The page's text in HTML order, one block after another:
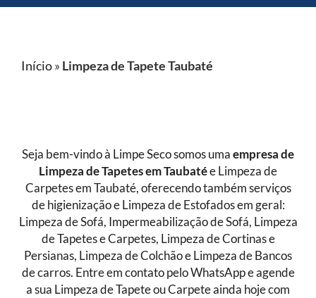
Início» Limpeza de Tapete Taubaté
Seja bem-vindo à Limpe Seco somos uma empresa de
Limpeza de Tapetesem Taubatée Limpeza de
Carpetes em Taubaté, oferecendo também serviços
de higienização e Limpeza de Estofados em geral:
Limpeza de Sofá, Impermeabilização de Sofá, Limpeza
de Tapetes e Carpetes, Limpeza de Cortinas e
Persianas, Limpeza de Colchão e Limpeza de Bancos
de carros. Entre em contato pelo WhatsApp e agende
a sua Limpeza de Tapete ou Carpete ainda hoje com